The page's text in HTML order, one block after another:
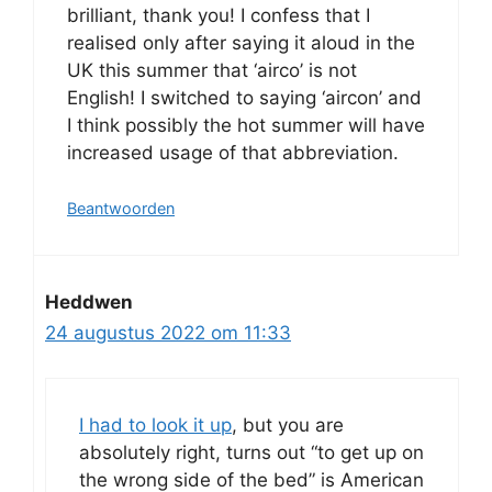
brilliant, thank you! I confess that I
realised only after saying it aloud in the
UK this summer that ‘airco’ is not
English! I switched to saying ‘aircon’ and
I think possibly the hot summer will have
increased usage of that abbreviation.
Beantwoorden
Heddwen
24 augustus 2022 om 11:33
I had to look it up, but you are
absolutely right, turns out “to get up on
the wrong side of the bed” is American